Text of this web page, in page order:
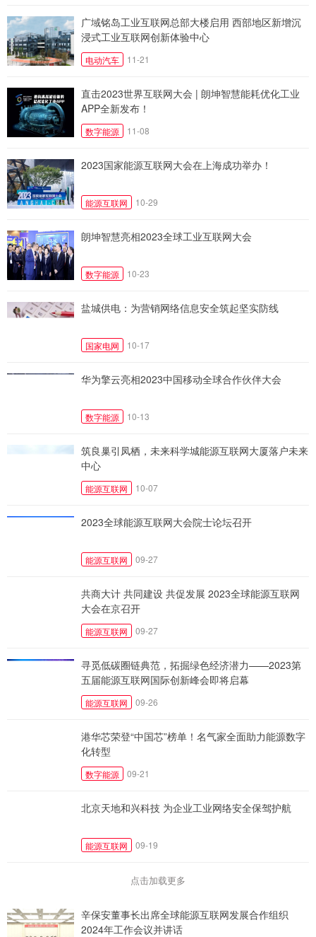
广域铭岛工业互联网总部大楼启用 西部地区新增沉
浸式工业互联网创新体验中心
电动汽车 11-21
直击2023世界互联网大会 | 朗坤智慧能耗优化工业
APP全新发布！
数字能源 11-08
2023国家能源互联网大会在上海成功举办！
能源互联网 10-29
朗坤智慧亮相2023全球工业互联网大会
数字能源 10-23
盐城供电：为营销网络信息安全筑起坚实防线
国家电网 10-17
华为擎云亮相2023中国移动全球合作伙伴大会
数字能源 10-13
筑良巢引凤栖，未来科学城能源互联网大厦落户未来
中心
能源互联网 10-07
2023全球能源互联网大会院士论坛召开
能源互联网 09-27
共商大计 共同建设 共促发展 2023全球能源互联网
大会在京召开
能源互联网 09-27
寻觅低碳圈链典范，拓掘绿色经济潜力——2023第
五届能源互联网国际创新峰会即将启幕
能源互联网 09-26
港华芯荣登“中国芯”榜单！名气家全面助力能源数字
化转型
数字能源 09-21
北京天地和兴科技 为企业工业网络安全保驾护航
能源互联网 09-19
点击加载更多
辛保安董事长出席全球能源互联网发展合作组织
2024年工作会议并讲话